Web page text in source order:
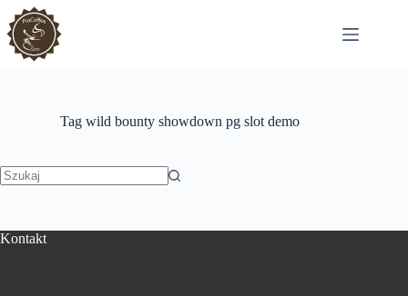
Przejdź
do
treści
Tagwild bounty showdown pg slot demo
Kontakt